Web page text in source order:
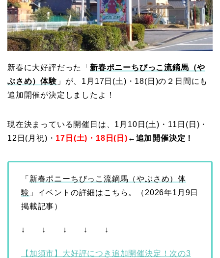
新春に大好評だった「 新春ポニーちびっこ流鏑馬（や
ぶさめ）体験」が、1月17日(土)・18(日)の２日間にも
追加開催が決定しましたよ！
現在決まっている開催日は、1月10日(土)・11日(日)・
12日(月祝)・ 17日(土)・18日(日) ←追加開催決定！
「 新春ポニーちびっこ流鏑馬（やぶさめ）体
験 」イベントの詳細はこちら。（2026年1月9日
掲載記事）
↓ ↓ ↓ ↓ ↓
【加須市】大好評につき追加開催決定！次の3